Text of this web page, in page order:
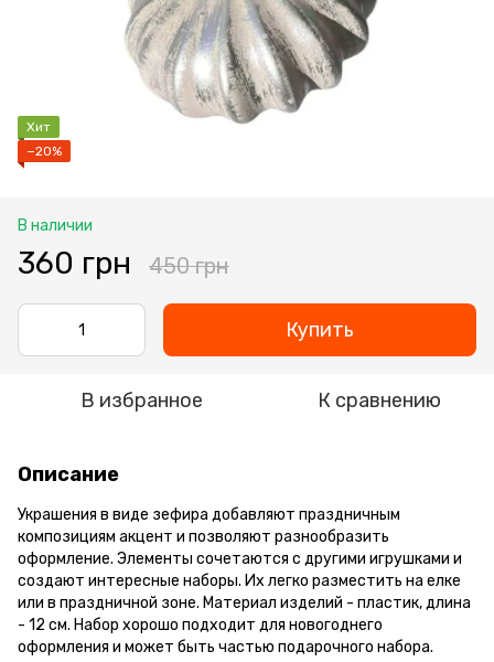
Хит
−20%
В наличии
360 грн 450 грн
Купить
В избранное К сравнению
Описание
Украшения в виде зефира добавляют праздничным
композициям акцент и позволяют разнообразить
оформление. Элементы сочетаются с другими игрушками и
создают интересные наборы. Их легко разместить на елке
или в праздничной зоне. Материал изделий - пластик, длина
- 12 см. Набор хорошо подходит для новогоднего
оформления и может быть частью подарочного набора.